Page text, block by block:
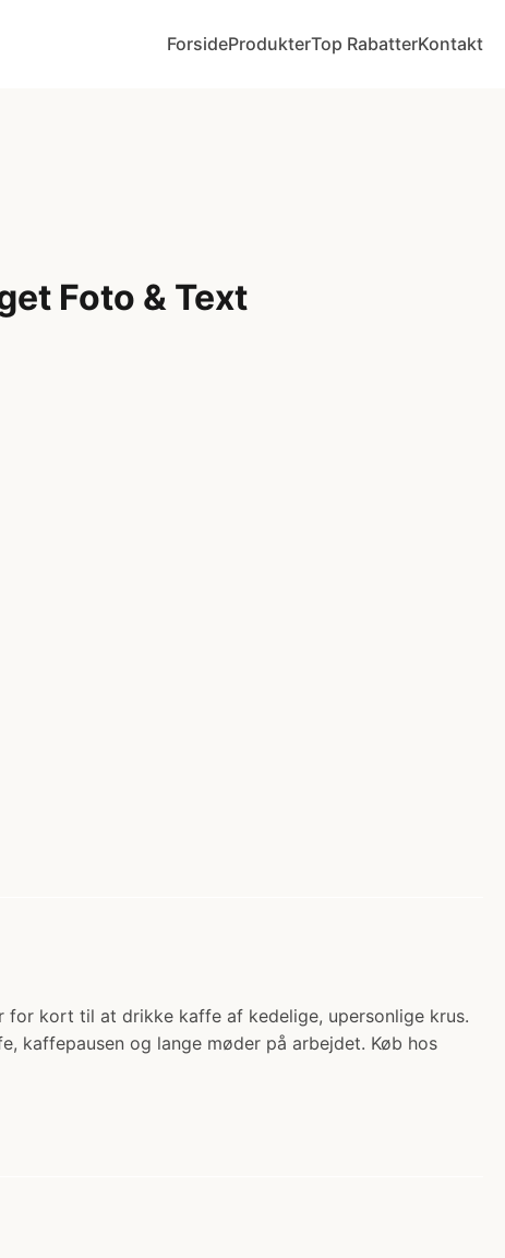
ForsideProdukterTop RabatterKontakt
Foto & Text
for kort til at drikke kaffe af kedelige, upersonlige krus.
kaffepausen og lange møder på arbejdet. Køb hos